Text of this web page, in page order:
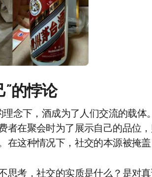
”的悖论
理念下，酒成为了人们交流的载
者在聚会时为了展示自己的品位
在这种情况下，社交的本源被掩盖
思考，社交的实质是什么？是对